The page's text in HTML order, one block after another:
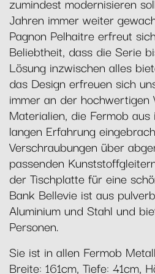
Jahren immer weiter
Pagnon Pelhaitre erfreut
Beliebtheit, dass die Serie
Lösung inzwischen alles
das Design erfreuen sich
immer an der hochwertigen
Materialien, die Fermob
langen Erfahrung
Verschraubungen über
passenden
der Tischplatte für eine
Bank Bellevie ist aus
Aluminium und Stahl und
Personen.
Sie ist in allen Fermob
Breite: 161cm, Tiefe: 41cm,